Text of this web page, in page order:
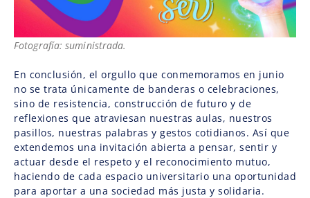
Fotografía: suministrada.
En conclusión, el orgullo que conmemoramos en junio
no se trata únicamente de banderas o celebraciones,
sino de resistencia, construcción de futuro y de
reflexiones que atraviesan nuestras aulas, nuestros
pasillos, nuestras palabras y gestos cotidianos. Así que
extendemos una invitación abierta a pensar, sentir y
actuar desde el respeto y el reconocimiento mutuo,
haciendo de cada espacio universitario una oportunidad
para aportar a una sociedad más justa y solidaria.